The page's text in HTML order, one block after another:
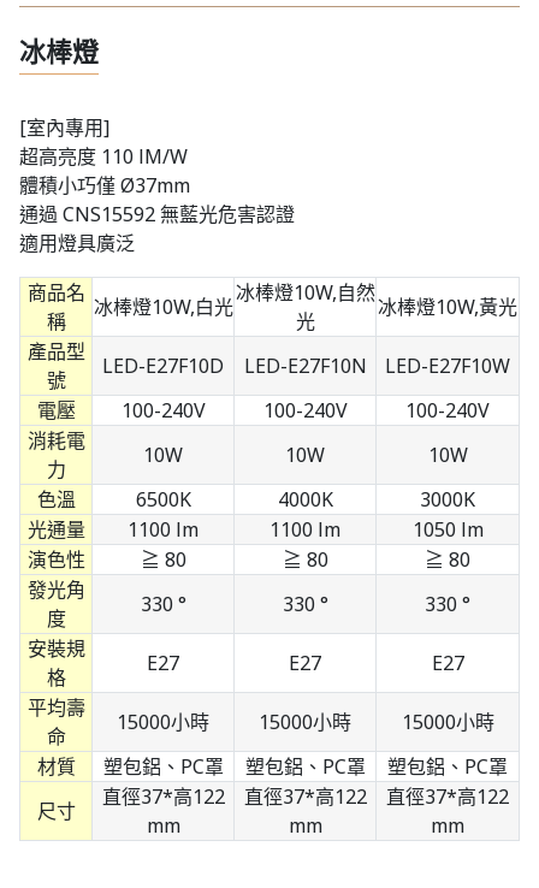
冰棒燈
[室內專用]
超高亮度 110 lM/W
體積小巧僅 Ø37mm
通過 CNS15592 無藍光危害認證
適用燈具廣泛
商品名
稱
冰棒燈10W,白光
冰棒燈10W,自然
光
冰棒燈10W,黃光
產品型
號
LED-E27F10D LED-E27F10N
LED-E27F10W
電壓
100-240V 100-240V
100-240V
消耗電
力
10W 10W
10W
色溫
6500K 4000K
3000K
光通量
1100 lm 1100 lm
1050 lm
演色性
≧ 80 ≧ 80
≧ 80
發光角
度
330 ° 330 °
330 °
安裝規
格
E27 E27
E27
平均壽
命
15000小時 15000小時
15000小時
材質
塑包鋁、PC罩 塑包鋁、PC罩
塑包鋁、PC罩
尺寸
直徑37*高122
mm
直徑37*高122
mm
直徑37*高122
mm